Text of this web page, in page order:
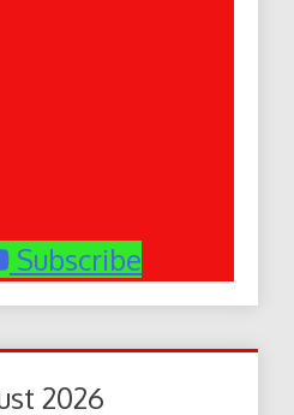
Subscribe
2026